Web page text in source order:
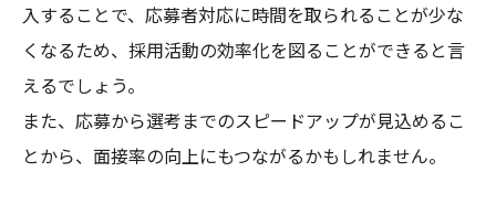
入することで、応募者対応に時間を取られることが少な
くなるため、採用活動の効率化を図ることができると言
えるでしょう。
また、応募から選考までのスピードアップが見込めるこ
とから、面接率の向上にもつながるかもしれません。